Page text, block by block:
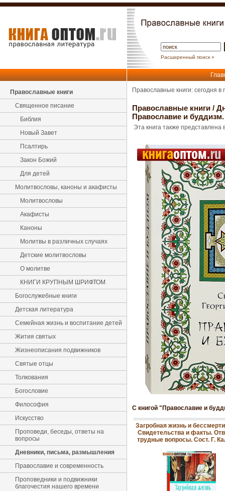
Расширенный поиск »
Православные книги
Священное писание
Библия
Новый Завет
Псалтирь
Закон Божий
Для детей
Молитвословы, каноны и акафисты
Молитвословы
Акафисты
Каноны
Молитвы в различных случаях
Детские молитвословы
О молитве
КНИГИ КРУПНЫМ ШРИФТОМ
Богослужебные книги
Детская литература
Семейная жизнь и воспитание детей
Жития святых
Жизнеописания подвижников
Святые отцы
Толкования
Богословие
Философия
Искусство
Проповеди, беседы, ответы на
вопросы
Дневники, письма, размышления
Православие и современность
Проповедники и подвижники
благочестия нашего времени
Православные книги: сегодня
Православные книги /
Православие и
Эта книга также представлена
С книгой "Православие и
Загробная жизнь и
Свидетельства и факты.
трудные вопросы. Сост. Г.